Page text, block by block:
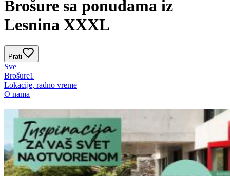
Brošure sa ponudama iz
Lesnina XXXL
Prati
Sve
Brošure1
Lokacije, radno vreme
O nama